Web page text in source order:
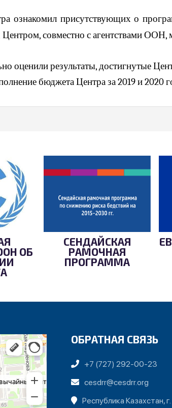
ознакомил присутствующих о
совместно с агентствами
оценили результаты, достигнутые
бюджета Центра за 2019 и 2020
ОБ
СЕНДАЙСКАЯ
РАМОЧНАЯ
ПРОГРАММА
ОБРАТНАЯ СВЯЗЬ
+7 (727) 292-00-23
cesdrr@cesdrr.org
Республика Казахстан,